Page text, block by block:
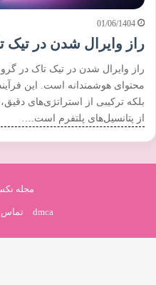
01/06/1404
راز وایرال شدن در
راز وایرال شدن در تیک تاک در
محتوای هوشمندانه است. این
بلکه ترکیبی از استراتژی‌های
از پتانسیل‌های پلتفرم است.…
مجله
dmca تماس